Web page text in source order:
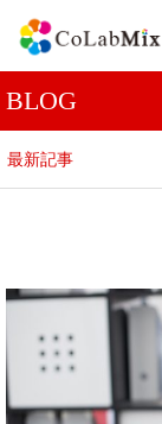
BLOG
最新記事